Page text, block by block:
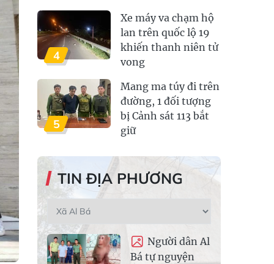
4
Xe máy va chạm hộ
lan trên quốc lộ 19
khiến thanh niên tử
vong
5
Mang ma túy đi trên
đường, 1 đối tượng
bị Cảnh sát 113 bắt
giữ
TIN ĐỊA PHƯƠNG
Người dân Al
Bá tự nguyện